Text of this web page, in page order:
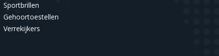
Sportbrillen
Gehoortoestellen
Verrekijkers